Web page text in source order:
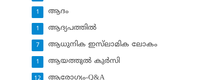
ആദം
1
ആദ്യപത്തില്‍
1
ആധുനിക ഇസ്‌ലാമിക ലോകം
7
ആയത്തുല്‍ കുര്‍സി
1
ആരോഗ്യം-Q&A